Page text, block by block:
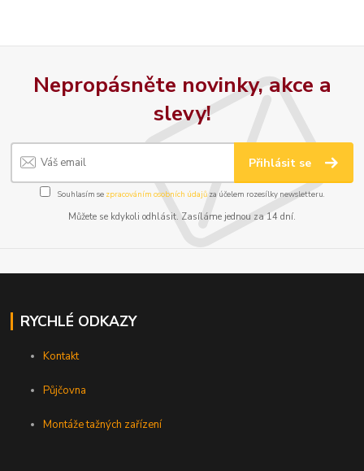
Nepropásněte novinky, akce a
slevy!
Přihlásit se
Souhlasím se zpracováním osobních údajůza účelem rozesílky newsletteru.
Můžete se kdykoli odhlásit. Zasíláme jednou za 14 dní.
RYCHLÉ ODKAZY
Kontakt
Půjčovna
Montáže tažných zařízení